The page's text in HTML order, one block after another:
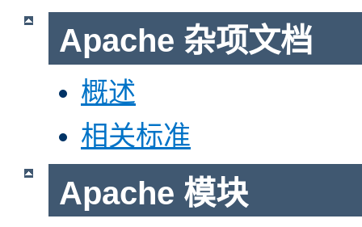
Apache 杂项文档
概述
相关标准
Apache 模块